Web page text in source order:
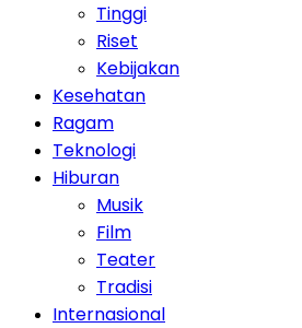
Tinggi
Riset
Kebijakan
Kesehatan
Ragam
Teknologi
Hiburan
Musik
Film
Teater
Tradisi
Internasional